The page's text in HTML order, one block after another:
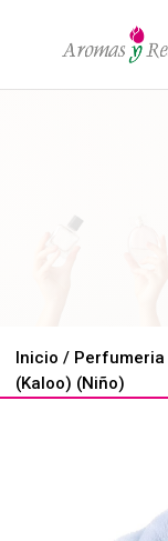
Inicio / Perfumeria
(Kaloo) (Niño)